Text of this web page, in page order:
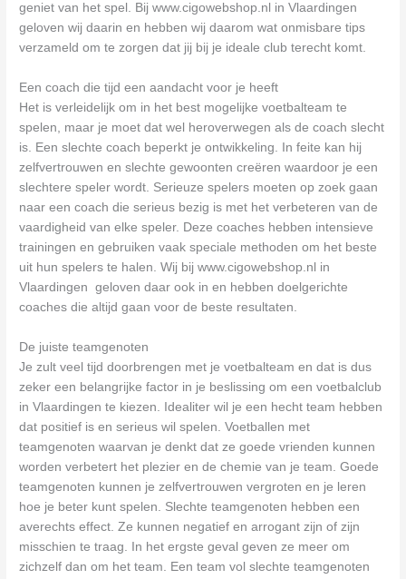
geniet van het spel. Bij www.cigowebshop.nl in Vlaardingen
geloven wij daarin en hebben wij daarom wat onmisbare tips
verzameld om te zorgen dat jij bij je ideale club terecht komt.
Een coach die tijd een aandacht voor je heeft
Het is verleidelijk om in het best mogelijke voetbalteam te
spelen, maar je moet dat wel heroverwegen als de coach slecht
is. Een slechte coach beperkt je ontwikkeling. In feite kan hij
zelfvertrouwen en slechte gewoonten creëren waardoor je een
slechtere speler wordt. Serieuze spelers moeten op zoek gaan
naar een coach die serieus bezig is met het verbeteren van de
vaardigheid van elke speler. Deze coaches hebben intensieve
trainingen en gebruiken vaak speciale methoden om het beste
uit hun spelers te halen. Wij bij www.cigowebshop.nl in
Vlaardingen geloven daar ook in en hebben doelgerichte
coaches die altijd gaan voor de beste resultaten.
De juiste teamgenoten
Je zult veel tijd doorbrengen met je voetbalteam en dat is dus
zeker een belangrijke factor in je beslissing om een voetbalclub
in Vlaardingen te kiezen. Idealiter wil je een hecht team hebben
dat positief is en serieus wil spelen. Voetballen met
teamgenoten waarvan je denkt dat ze goede vrienden kunnen
worden verbetert het plezier en de chemie van je team. Goede
teamgenoten kunnen je zelfvertrouwen vergroten en je leren
hoe je beter kunt spelen. Slechte teamgenoten hebben een
averechts effect. Ze kunnen negatief en arrogant zijn of zijn
misschien te traag. In het ergste geval geven ze meer om
zichzelf dan om het team. Een team vol slechte teamgenoten